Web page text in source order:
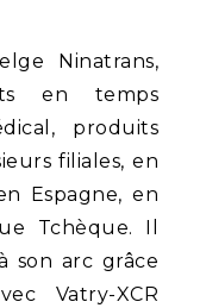
Ninatrans,
en temps
produits
filiales, en
Espagne, en
Tchèque. Il
son arc grâce
Vatry-XCR